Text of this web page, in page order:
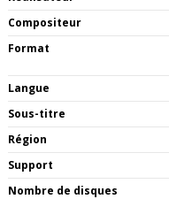
Compositeur
Format
Langue
Sous-titre
Région
Support
Nombre de disques